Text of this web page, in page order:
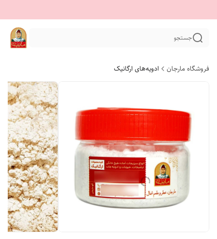
جستجو
فروشگاه مارجان ادویه‌های ارگانیک